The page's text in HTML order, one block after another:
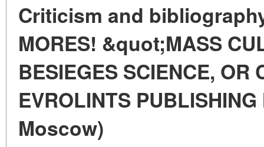
Criticism and
MORES! &quot;MASS
BESIEGES SCIENCE, OR
EVROLINTS
Moscow)